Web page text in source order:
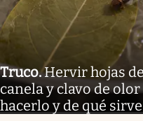
Truco.Hervir hojas
canela y clavo de
hacerlo y de qué sirve